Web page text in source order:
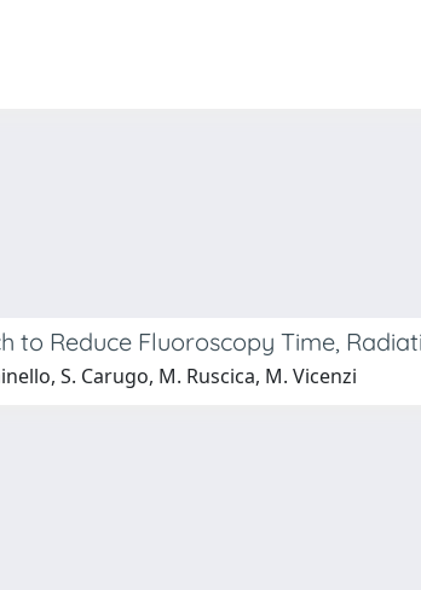
Reduce Fluoroscopy Time,
S. Carugo, M. Ruscica, M. Vicenzi